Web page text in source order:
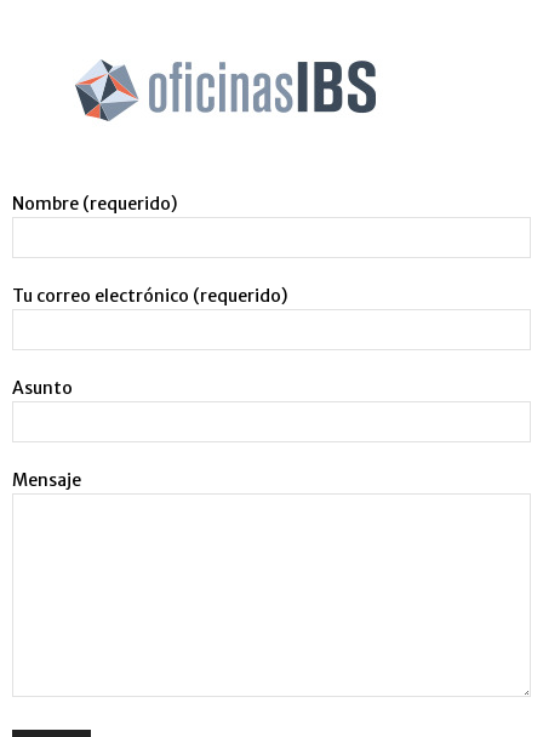
Nombre (requerido)
Tu correo electrónico (requerido)
Asunto
Mensaje